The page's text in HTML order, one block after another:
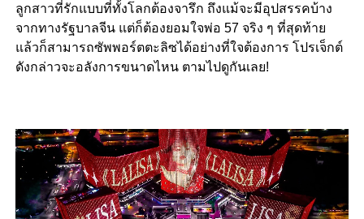
ลูกสาวที่รักแบบที่ทั้งโลกต้องจารึก ถึงแม้จะมีอุปสรรคบ้าง
จากทางรัฐบาลจีน แต่ก็ต้องยอมใจพ่อ 57 จริง ๆ ที่สุดท้าย
แล้วก็สามารถซัพพอร์ตตะลิซได้อย่างที่ใจต้องการ โปรเจ็กต์
ดังกล่าวจะอลังการขนาดไหน ตามไปดูกันเลย!